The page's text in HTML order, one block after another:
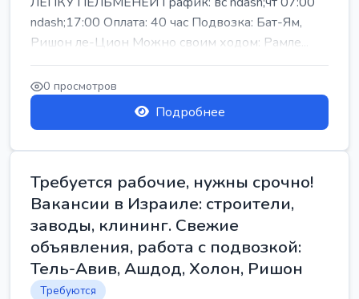
ndash;17:00 Оплата: 40 час Подвозка: Бат-Ям,
Ришон ле-Цион Можно своим ходом: Рамле...
0 просмотров
Подробнее
Требуется рабочие, нужны срочно!
Вакансии в Израиле: строители,
заводы, клининг. Свежие
объявления, работа с подвозкой:
Тель-Авив, Ашдод, Холон, Ришон
Требуются